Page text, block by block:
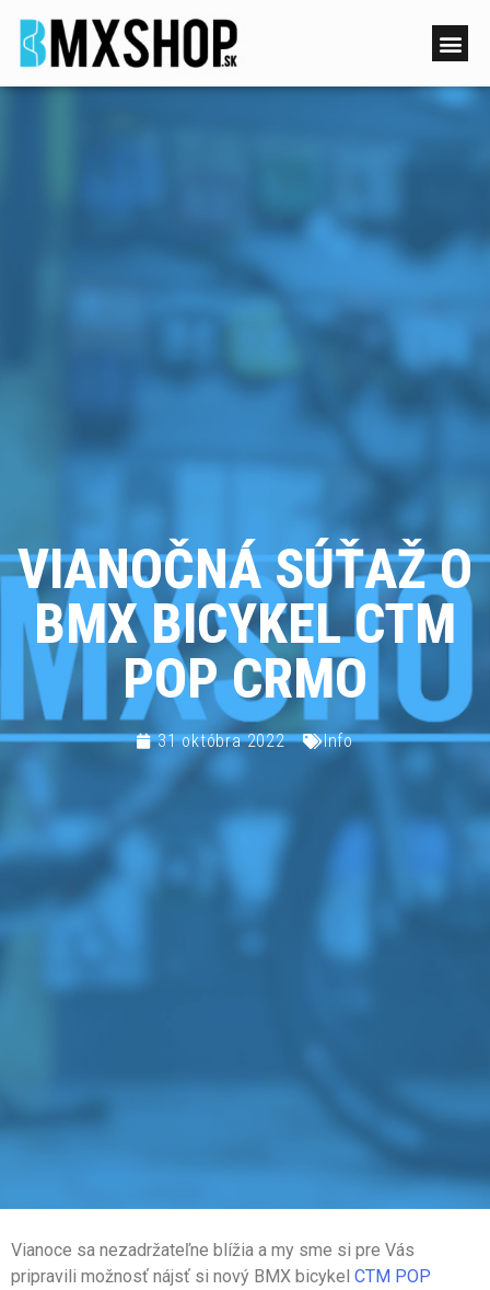
VIANOČNÁ SÚŤAŽ O
BMX BICYKEL CTM
POP CRMO
31 októbra 2022 Info
Vianoce sa nezadržateľne blížia a my sme si pre Vás
pripravili možnosť nájsť si nový BMX bicykel CTM POP